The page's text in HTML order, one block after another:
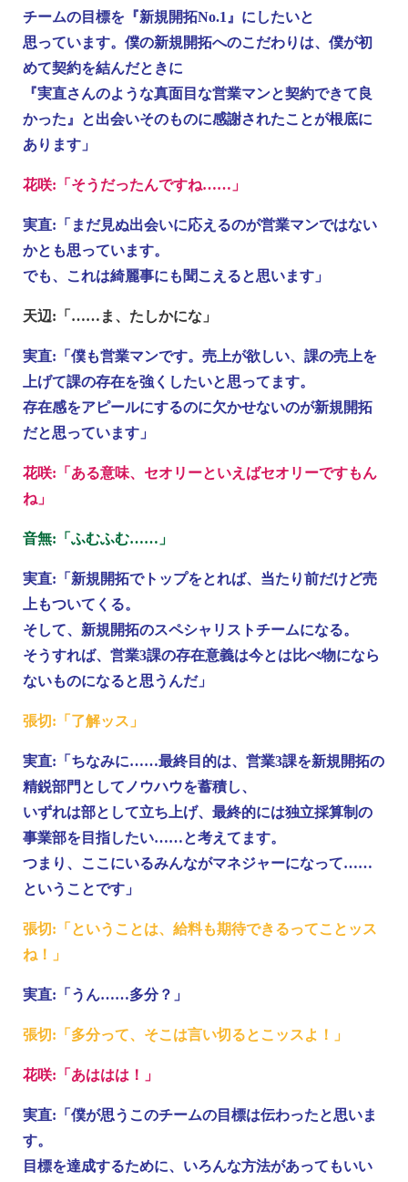
チームの目標を『新規開拓No.1』にしたいと
思っています。僕の新規開拓へのこだわりは、僕が初
めて契約を結んだときに
『実直さんのような真面目な営業マンと契約できて良
かった』と出会いそのものに感謝されたことが根底に
あります」
花咲:「そうだったんですね……」
実直:「まだ見ぬ出会いに応えるのが営業マンではない
かとも思っています。
でも、これは綺麗事にも聞こえると思います」
天辺:「……ま、たしかにな」
実直:「僕も営業マンです。売上が欲しい、課の売上を
上げて課の存在を強くしたいと思ってます。
存在感をアピールにするのに欠かせないのが新規開拓
だと思っています」
花咲:「ある意味、セオリーといえばセオリーですもん
ね」
音無:「ふむふむ……」
実直:「新規開拓でトップをとれば、当たり前だけど売
上もついてくる。
そして、新規開拓のスペシャリストチームになる。
そうすれば、営業3課の存在意義は今とは比べ物になら
ないものになると思うんだ」
張切:「了解ッス」
実直:「ちなみに……最終目的は、営業3課を新規開拓の
精鋭部門としてノウハウを蓄積し、
いずれは部として立ち上げ、最終的には独立採算制の
事業部を目指したい……と考えてます。
つまり、ここにいるみんながマネジャーになって……
ということです」
張切:「ということは、給料も期待できるってことッス
ね！」
実直:「うん……多分？」
張切:「多分って、そこは言い切るとこッスよ！」
花咲:「あははは！」
実直:「僕が思うこのチームの目標は伝わったと思いま
す。
目標を達成するために、いろんな方法があってもいい